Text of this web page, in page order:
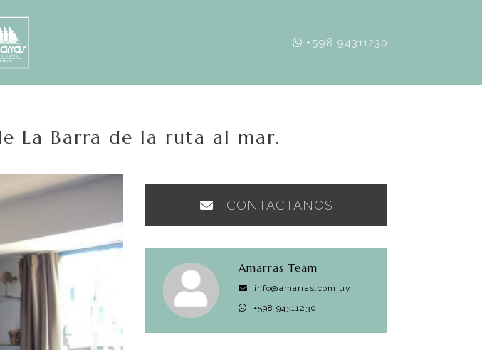
+598 94311230
La Barra de la ruta al mar.
CONTACTANOS
Amarras Team
info@amarras.com.uy
+598 94311230